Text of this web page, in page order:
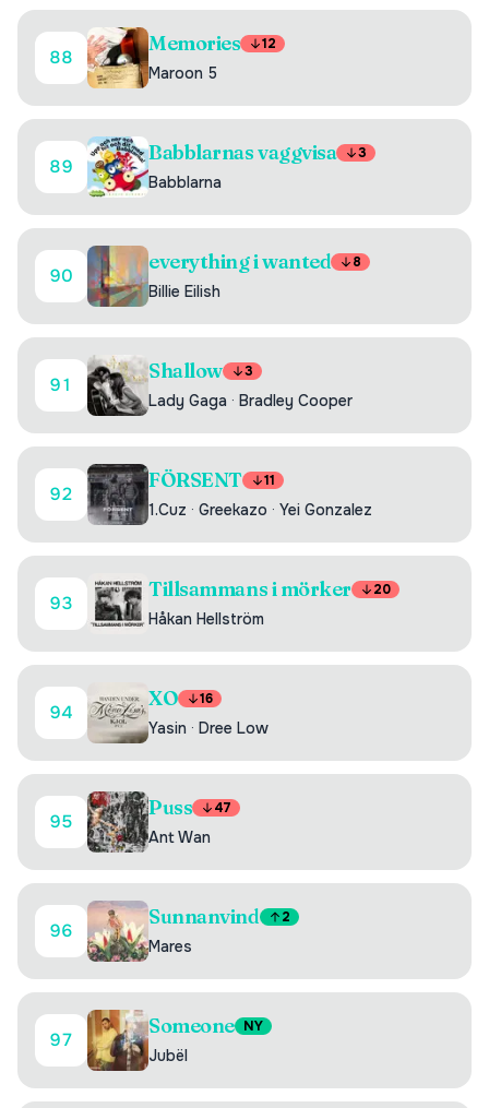
88
Memories 12
Maroon 5
89
Babblarnas vaggvisa 3
Babblarna
90
everything i wanted 8
Billie Eilish
91
Shallow 3
Lady Gaga · Bradley Cooper
92
FÖRSENT 11
1.Cuz · Greekazo · Yei Gonzalez
93
Tillsammans i mörker 20
Håkan Hellström
94
XO 16
Yasin · Dree Low
95
Puss 47
Ant Wan
96
Sunnanvind 2
Mares
97
Someone NY
Jubël